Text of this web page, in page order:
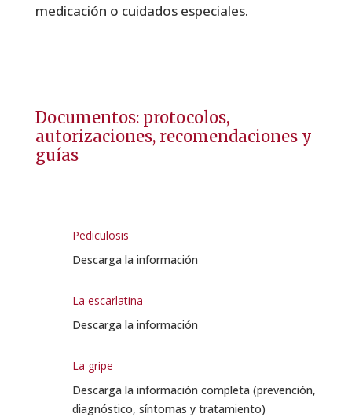
medicación o cuidados especiales.
Documentos: protocolos,
autorizaciones, recomendaciones y
guías
Pediculosis
Descarga la información
La escarlatina
Descarga la información
La gripe
Descarga la información completa (prevención,
diagnóstico, síntomas y tratamiento)